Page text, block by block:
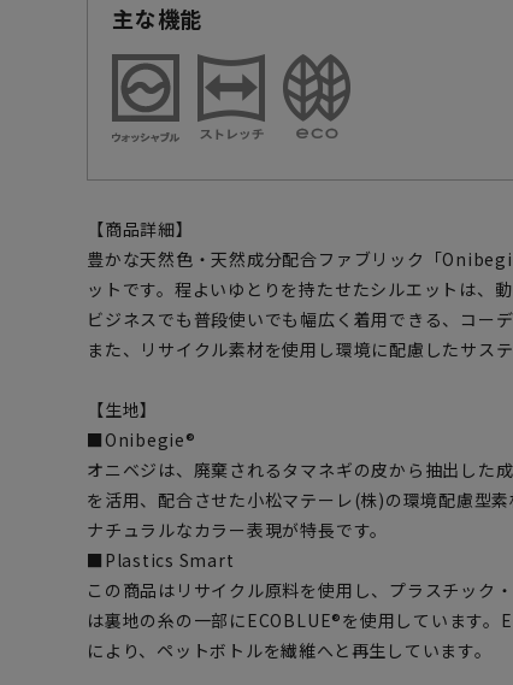
主な機能
【商品詳細】
豊かな天然色・天然成分配合ファブリック「
ットです。程よいゆとりを持たせたシルエットは、
ビジネスでも普段使いでも幅広く着用できる、コー
また、リサイクル素材を使用し環境に配慮したサステ
【生地】
■Onibegie®
オニベジは、廃棄されるタマネギの皮から抽出した
を活用、配合させた小松マテーレ(株)の環境配慮型
ナチュラルなカラー表現が特長です。
■Plastics Smart
この商品はリサイクル原料を使用し、プラスチック
は裏地の糸の一部にECOBLUE®を使用しています。
により、ペットボトルを繊維へと再生しています。